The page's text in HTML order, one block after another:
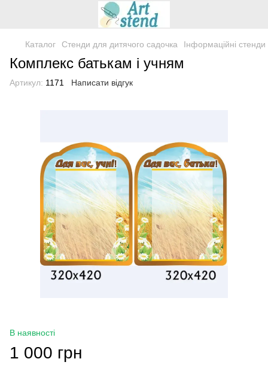
Каталог Стенди для дитячого садочка Інформаційні стенди
Комплекс батькам і учням
Артикул: 1171 Написати відгук
В наявності
1 000 грн